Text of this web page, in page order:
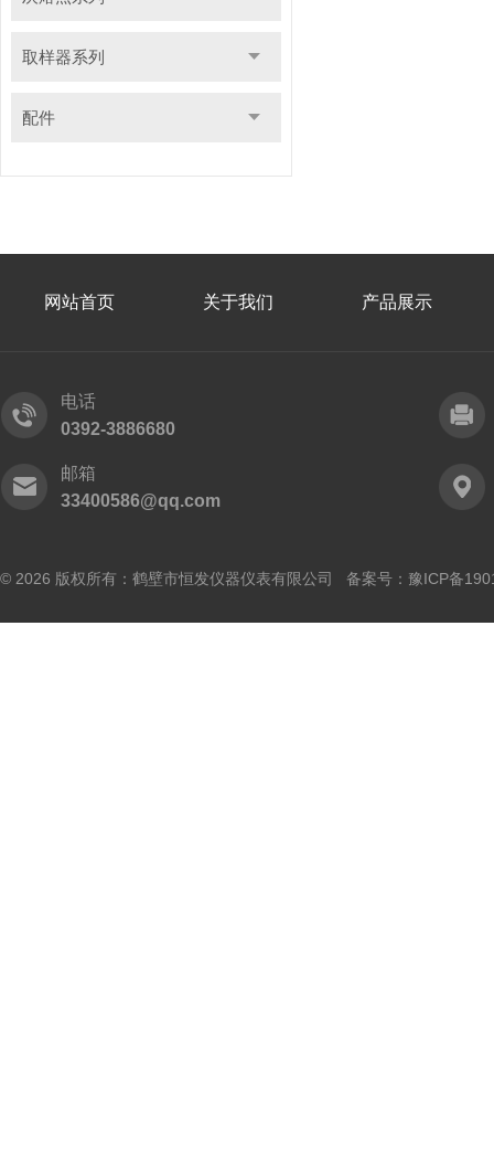
取样器系列
配件
网站首页 关于我们 产品展示
电话
0392-3886680
邮箱
33400586@qq.com
© 2026 版权所有：鹤壁市恒发仪器仪表有限公司 备案号： 豫ICP备